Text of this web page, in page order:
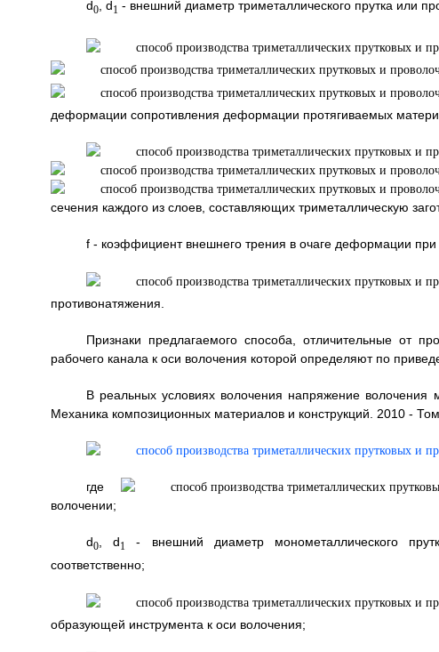
d0, d1 - внешний диаметр триметаллического прутка или
деформации сопротивления деформации протягиваемых
сечения каждого из слоев, составляющих триметаллическую
f - коэффициент внешнего трения в очаге деформации при
противонатяжения.
Признаки предлагаемого способа, отличительные от
рабочего канала к оси волочения которой определяют по
В реальных условиях волочения напряжение волочения
Механика композиционных материалов и конструкций. 2010 -
где
волочении;
d0, d1
- внешний диаметр монометаллического
соответственно;
образующей инструмента к оси волочения;